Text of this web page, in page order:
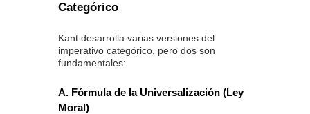
Categórico
Kant desarrolla varias versiones del
imperativo categórico, pero dos son
fundamentales:
A. Fórmula de la Universalización (Ley
Moral)